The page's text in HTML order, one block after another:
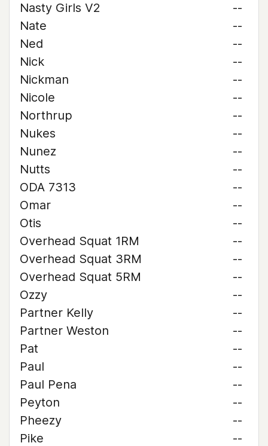
Nasty Girls V2
--
Nate
--
Ned
--
Nick
--
Nickman
--
Nicole
--
Northrup
--
Nukes
--
Nunez
--
Nutts
--
ODA 7313
--
Omar
--
Otis
--
Overhead Squat 1RM
--
Overhead Squat 3RM
--
Overhead Squat 5RM
--
Ozzy
--
Partner Kelly
--
Partner Weston
--
Pat
--
Paul
--
Paul Pena
--
Peyton
--
Pheezy
--
Pike
--